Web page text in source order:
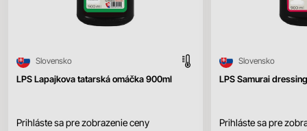
LPS Lapajkova tatarská omáčka 900ml
Slovensko
Prihláste sa pre zobrazenie ceny
LPS Samurai
Slovensko
Prihláste sa pre